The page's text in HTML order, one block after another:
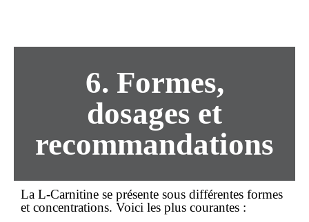
6. Formes,
dosages et
recommandations
La L-Carnitine se présente sous différentes formes
et concentrations. Voici les plus courantes :